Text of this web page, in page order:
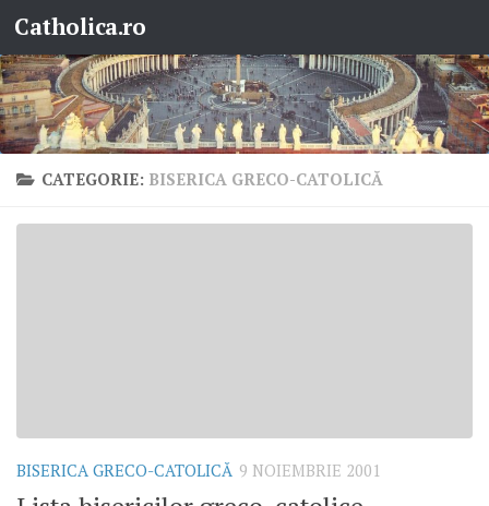
Skip to content
Catholica.ro
CATEGORIE: BISERICA GRECO-CATOLICĂ
BISERICA GRECO-CATOLICĂ 9 NOIEMBRIE 2001